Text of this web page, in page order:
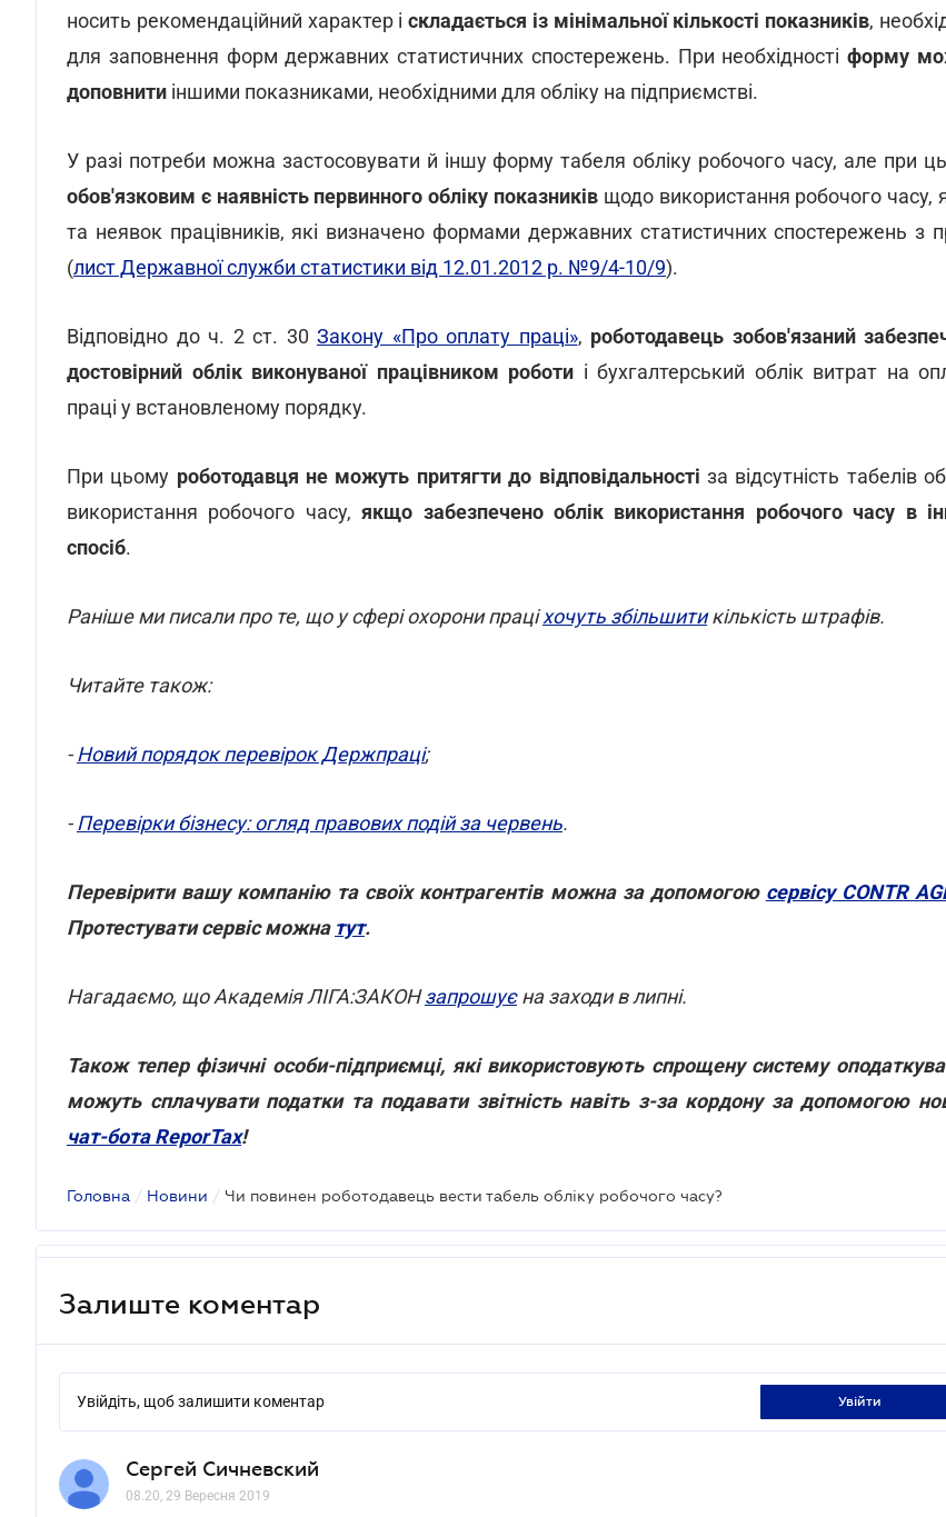
носить рекомендаційний характер іскладається із мінімальної кількості показників,
для заповнення форм державних статистичних спостережень. При необхідностіформу
доповнити іншими показниками, необхідними для обліку на підприємстві.
У разі потреби можна застосовувати й іншу форму табеля обліку робочого часу, але при
обов'язковим є наявність первинного обліку показників щодо використання робочого часу,
та неявок працівників, які визначено формами державних статистичних спостережень з
(лист Державної служби статистики від 12.01.2012 р. №9/4-10/9).
Відповідно до ч. 2 ст. 30 Закону «Про оплату праці», роботодавець зобов'язаний
достовірний облік виконуваної працівником роботи і бухгалтерський облік витрат на
праці у встановленому порядку.
При цьому роботодавця не можуть притягти до відповідальності за відсутність табелів
використання робочого часу,якщо забезпечено облік використання робочого часу в
спосіб.
Раніше ми писали про те, що у сфері охорони праціхочуть збільшитикількість штрафів.
Читайте також:
-Новий порядок перевірок Держпраці;
- Перевірки бізнесу: огляд правових подій за червень.
Перевірити вашу компанію та своїх контрагентів можна за допомогою сервісу CONTR
Протестувати сервіс можна тут.
Нагадаємо, що Академія ЛІГА:ЗАКОНзапрошуєна заходи в липні.
Також тепер фізичні особи-підприємці, які використовують спрощену систему
можуть сплачувати податки та подавати звітність навіть з-за кордону за допомогою
чат-бота ReporTax!
Головна / Новини / Чи повинен роботодавець вести табель обліку робочого часу?
Залиште коментар
Увійдіть, щоб залишити коментар увійти
Сергей Сичневский
08.20, 29 Вересня 2019